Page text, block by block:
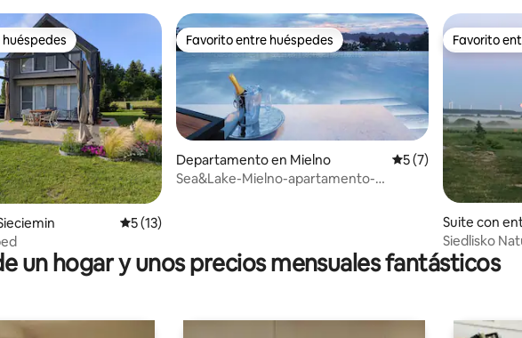
5; 67 evaluaciones
Calificación promedio: 5 de 5; 13 evaluaciones
5 (13)
Favorito entre huéspedes
Favorito entre huéspedes
Departamento en Mielno Calificación
5 (7)
Sea&Lake-Mielno-apartamento-
Favorito
Favorito
Suite con
nte en
Siedlisko
vista
un hogar y unos precios mensuales fantásticos